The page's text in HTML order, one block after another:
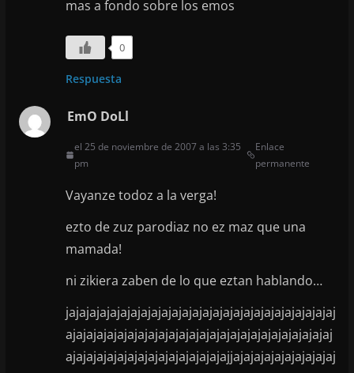
mas a fondo sobre los emos
0
Respuesta
EmO DoLl
el 25 de noviembre de 2007 a las 3:35
pm
Enlace
permanente
Vayanze todoz a la verga!
ezto de zuz parodiaz no ez maz que una
mamada!
ni zikiera zaben de lo que eztan hablando…
jajajajajajajajajajajajajajajajajajajajajajajajajajaj
ajajajajajajajajajajajajajajajajajajajajajajajajajaj
ajajajajajajajajajajajajajajajajjajajajajajajajajajaj